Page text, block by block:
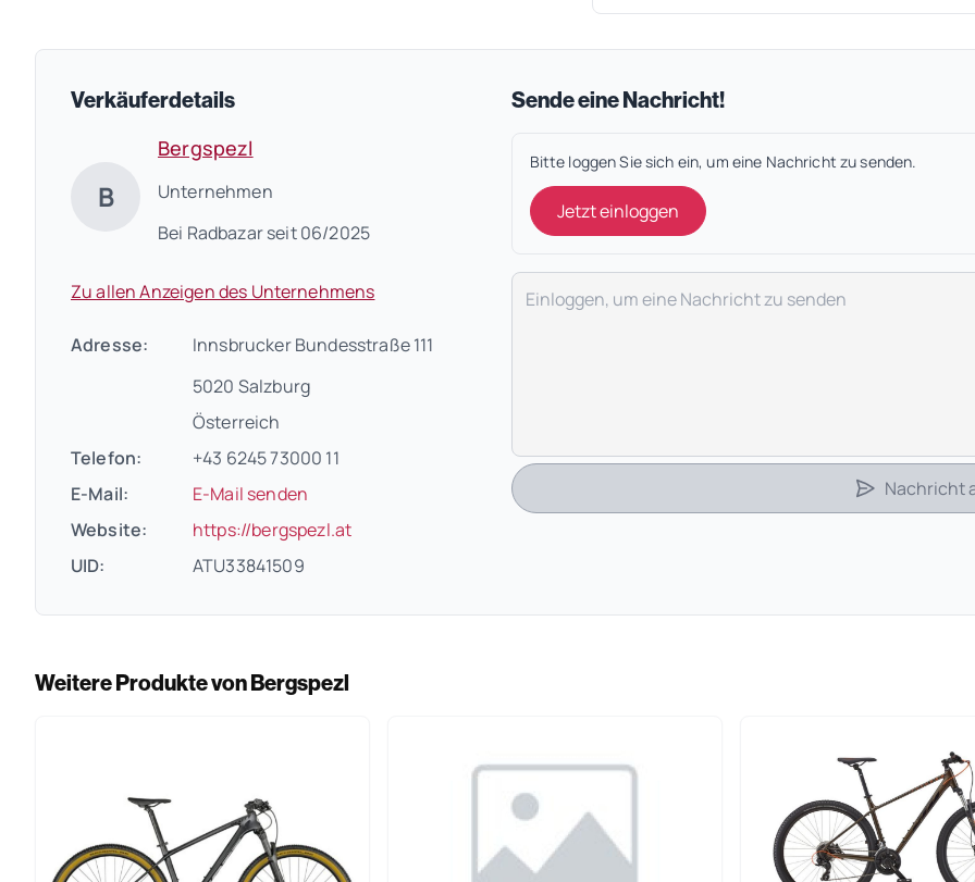
Verkäuferdetails
B
Bergspezl
Unternehmen
Bei Radbazar seit 06/2025
Zu allen Anzeigen des Unternehmens
Adresse:
Innsbrucker Bundesstraße 111
5020 Salzburg
Österreich
Telefon:
+43 6245 73000 11
E-Mail:
E-Mail senden
Website:
https://bergspezl.at(öffnet in neuem Tab)
UID:
ATU33841509
Sende eine Nachricht!
Bitte loggen Sie sich ein, um eine Nachricht zu senden.
Jetzt einloggen
Deine Nachricht
Nachricht
Weitere Produkte von Bergspezl